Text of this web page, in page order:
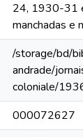
24, 1930-31
manchadas e
/storage/bd/
andrade/
coloniale/
000072627